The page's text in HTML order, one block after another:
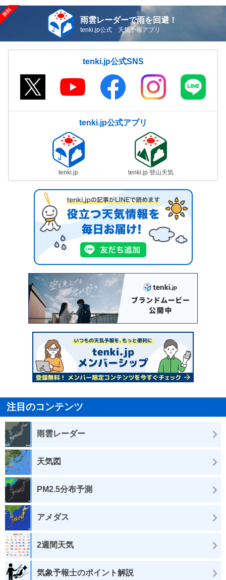
雨雲レーダーで雨を回避！
tenki.jp公式 天気予報アプリ
tenki.jp公式SNS
tenki.jp公式アプリ
tenki.jp tenki.jp 登山天気
注目のコンテンツ
雨雲レーダー
天気図
PM2.5分布予測
アメダス
2週間天気
気象予報士のポイント解説